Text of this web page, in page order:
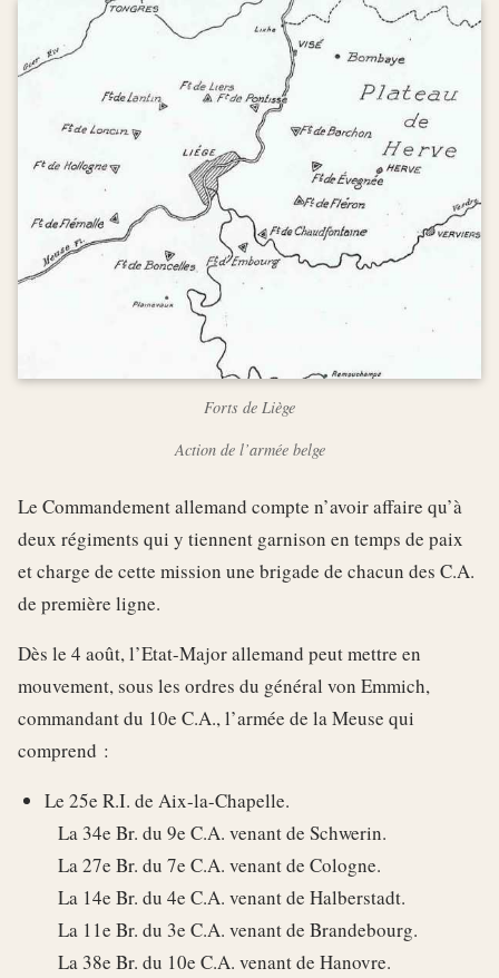
Forts de Liège
Action de l’armée belge
Le Commandement allemand compte n’avoir affaire qu’à
deux régiments qui y tiennent garnison en temps de paix
et charge de cette mission une brigade de chacun des C.A.
de première ligne.
Dès le 4 août, l’Etat-Major allemand peut mettre en
mouvement, sous les ordres du général von Emmich,
commandant du 10e C.A., l’armée de la Meuse qui
comprend :
Le 25e R.I. de Aix-la-Chapelle.
La 34e Br. du 9e C.A. venant de Schwerin.
La 27e Br. du 7e C.A. venant de Cologne.
La 14e Br. du 4e C.A. venant de Halberstadt.
La 11e Br. du 3e C.A. venant de Brandebourg.
La 38e Br. du 10e C.A. venant de Hanovre.